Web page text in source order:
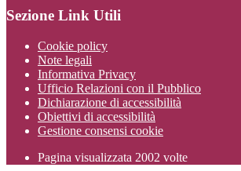
Sezione Link Utili
Cookie policy
Note legali
Informativa Privacy
Ufficio Relazioni con il Pubblico
Dichiarazione di accessibilità
Obiettivi di accessibilità
Gestione consensi cookie
Pagina visualizzata 2002 volte